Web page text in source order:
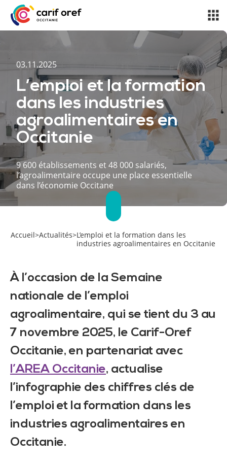
03.11.2025
L’emploi et la formation
dans les industries
agroalimentaires en
Occitanie
9 600 établissements et 48 000 salariés,
l’agroalimentaire occupe une place essentielle
dans l’économie Occitane
Accueil>Actualités>L’emploi et la formation dans les
industries agroalimentaires en Occitanie
À l’occasion de la Semaine
nationale de l’emploi
agroalimentaire, qui se tient du 3 au
7 novembre 2025, le Carif-Oref
Occitanie, en partenariat avec
l’AREA Occitanie, actualise
l’infographie des chiffres clés de
l’emploi et la formation dans les
industries agroalimentaires en
Occitanie.